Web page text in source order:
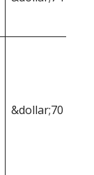
&dollar;70 246